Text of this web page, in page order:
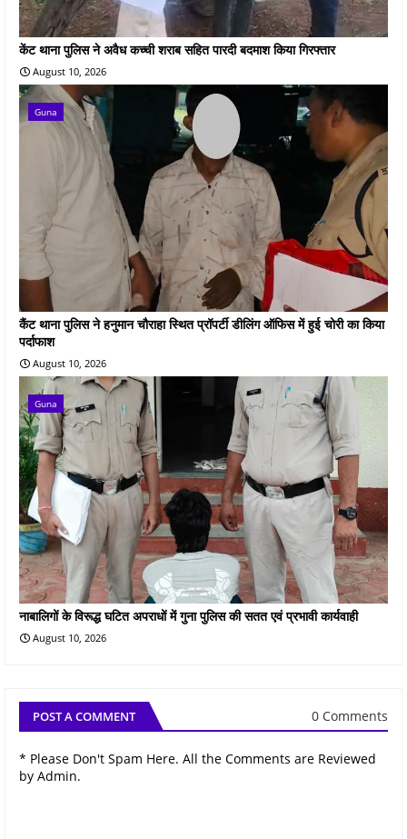
केंट थाना पुलिस ने अवैध कच्ची शराब सहित पारदी बदमाश किया गिरफ्तार
August 10, 2026
Guna
कैंट थाना पुलिस ने हनुमान चौराहा स्थित प्रॉपर्टी डीलिंग ऑफिस में हुई चोरी का किया
पर्दाफाश
August 10, 2026
Guna
नाबालिगों के विरूद्ध घटित अपराधों में गुना पुलिस की सतत एवं प्रभावी कार्यवाही
August 10, 2026
POST A COMMENT 0 Comments
* Please Don't Spam Here. All the Comments are Reviewed
by Admin.